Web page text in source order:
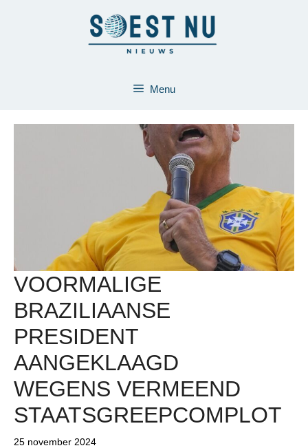
Menu
VOORMALIGE
BRAZILIAANSE
PRESIDENT
AANGEKLAAGD
WEGENS VERMEEND
STAATSGREEPCOMPLOT
25 november 2024